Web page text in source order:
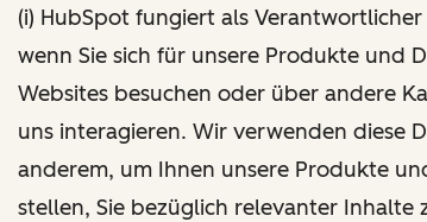
(i) HubSpot fungiert als
wenn Sie sich für unsere Produkte und
Websites besuchen oder über andere
uns interagieren. Wir verwenden diese
anderem, um Ihnen unsere Produkte
stellen, Sie bezüglich relevanter